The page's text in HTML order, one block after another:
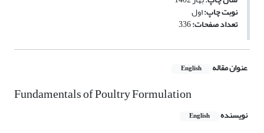
نوبت چاپ:اول
تعداد صفحات:
عنوان مقاله English
Fundamentals of Poultry Formulation
نویسنده English